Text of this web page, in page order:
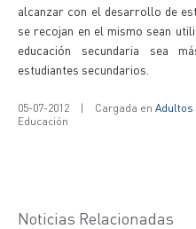
alcanzar con el desarrollo de
se recojan en el mismo sean
educación secundaria sea
estudiantes secundarios.
05-07-2012 | Cargada en Adultos
Educación
Noticias Relacionadas